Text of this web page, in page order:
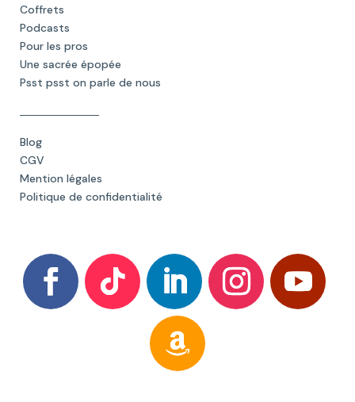
Coffrets
Podcasts
Pour les pros
Une sacrée épopée
Psst psst on parle de nous
Blog
CGV
Mention légales
Politique de confidentialité